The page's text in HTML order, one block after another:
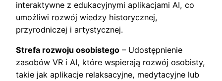
interaktywne z edukacyjnymi aplikacjami AI, co
umożliwi rozwój wiedzy historycznej,
przyrodniczej i artystycznej.
Strefa rozwoju osobistego – Udostępnienie
zasobów VR i AI, które wspierają rozwój osobisty,
takie jak aplikacje relaksacyjne, medytacyjne lub